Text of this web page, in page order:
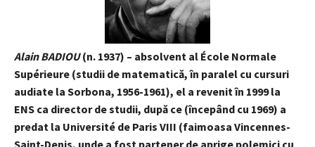
Alain BADIOU(n. 1937) – absolvent al École Normale
Supérieure (studii de matematică, în paralel cu cursuri
audiate la Sorbona, 1956-1961), el a revenit în 1999 la
ENS ca director de studii, după ce (începând cu 1969) a
predat la Université de Paris VIII (faimoasa Vincennes-
Saint-Denis, unde a fost partener de aprige polemici cu